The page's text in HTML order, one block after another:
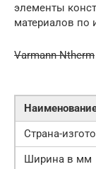
элементы
материалов по
Varmann Ntherm
Страна-
Ширина в мм